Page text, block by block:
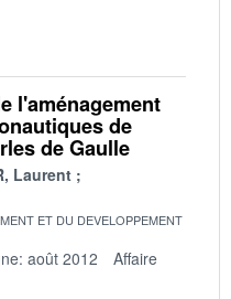
l'aménagement
de
de Gaulle
Laurent
ET DU DEVELOPPEMENT
août 2012
Affaire